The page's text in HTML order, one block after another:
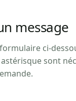
message
ci-
astérisque sont